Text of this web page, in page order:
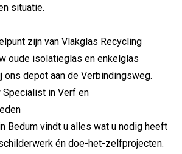
situatie.
zijn van Vlakglas Recycling
oude isolatieglas en enkelglas
depot aan de Verbindingsweg.
Specialist in Verf en
Bedum vindt u alles wat u nodig heeft
én doe-het-zelfprojecten.